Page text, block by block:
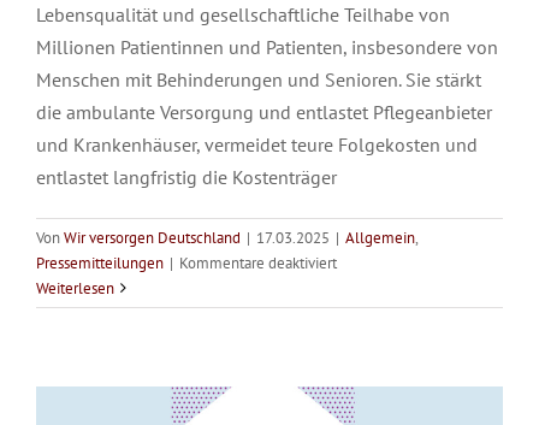
Lebensqualität und gesellschaftliche Teilhabe von
Millionen Patientinnen und Patienten, insbesondere von
Menschen mit Behinderungen und Senioren. Sie stärkt
die ambulante Versorgung und entlastet Pflegeanbieter
und Krankenhäuser, vermeidet teure Folgekosten und
entlastet langfristig die Kostenträger
VonWir versorgen Deutschland | 17.03.2025 | Allgemein,
Pressemitteilungen | Kommentare deaktiviertfür
Reformen
zu
Ausschreibungen
Weiterlesen